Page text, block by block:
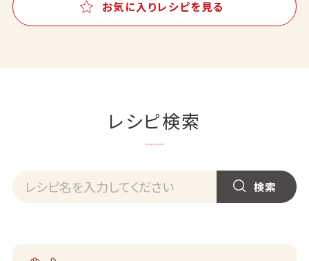
お気に入りレシピを見る
レシピ検索